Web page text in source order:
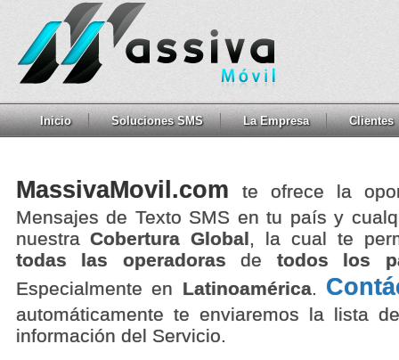
Inicio Soluciones SMS La Empresa Clientes
MassivaMovil.com
te ofrece la
Mensajes de Texto SMS en tu país y
nuestraCobertura Global, la cual te
todas las operadoras de todos los
Especialmente en Latinoamérica.
automáticamente te enviaremos la lista
información del Servicio.